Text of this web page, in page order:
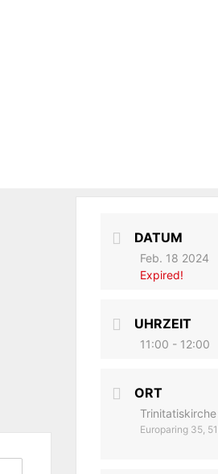
DATUM
Feb. 18 2024
Expired!
UHRZEIT
11:00 - 12:00
ORT
Trinitatiskirche
Europaring 35,